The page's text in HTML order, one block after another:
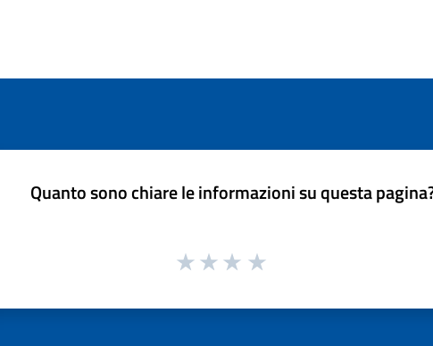
Quanto sono chiare le informazioni su questa